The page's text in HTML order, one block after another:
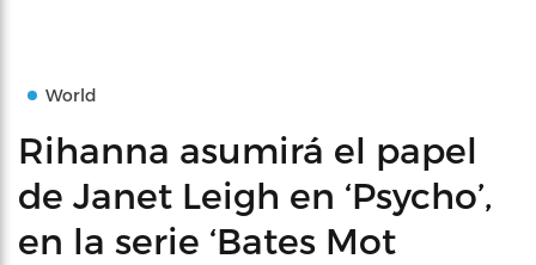
World
Rihanna asumirá el papel
de Janet Leigh en ‘Psycho’,
en la serie ‘Bates Mot